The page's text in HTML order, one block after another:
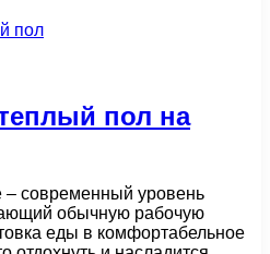
пол на
– современный уровень
обычную рабочую
еды в комфортабельное